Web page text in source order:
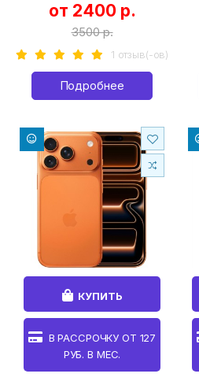
от 2400 р.
3500 р.
1 отзыв(-ов)
Подробнее
КУПИТЬ
В РАССРОЧКУ ОТ 127
РУБ. В МЕС.